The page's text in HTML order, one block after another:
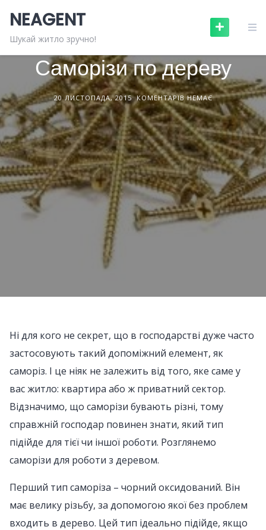
content
NEAGENT
Шукай житло зручно!БУДІВЕЛЬНІ МАТЕРІАЛИ
Саморізи по дереву
20 ЛИСТОПАДА, 2015 КОМЕНТАРІВ НЕМАЄ
Ні для кого не секрет, що в господарстві дуже часто
застосовують такий допоміжний елемент, як
саморіз. І це ніяк не залежить від того, яке саме у
вас житло: квартира або ж приватний сектор.
Відзначимо, що саморізи бувають різні, тому
справжній господар повинен знати, який тип
підійде для тієї чи іншої роботи. Розглянемо
саморізи для роботи з деревом.
Перший тип саморіза – чорний оксидований. Він
має велику різьбу, за допомогою якої без проблем
входить в дерево. Цей тип ідеально підійде, якщо